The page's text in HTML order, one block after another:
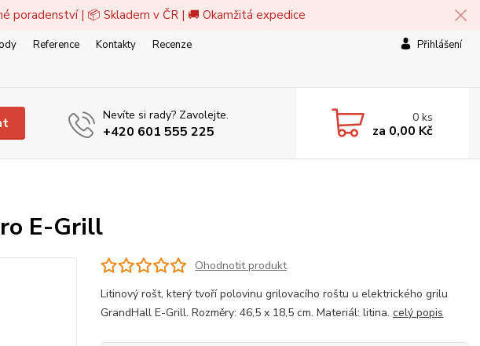
poradenství | 📦 Skladem v ČR | 🚚 Okamžitá expedice
Reference Kontakty
Recenze
Přihlášení
Nevíte si rady? Zavolejte.
+420 601 555 225
0 ks
za 0,00 Kč
E-Grill
Ohodnotit produkt
Litinový rošt, který tvoří polovinu grilovacího roštu u elektrického grilu
GrandHall E-Grill. Rozměry: 46,5 x 18,5 cm. Materiál: litina.celý popis